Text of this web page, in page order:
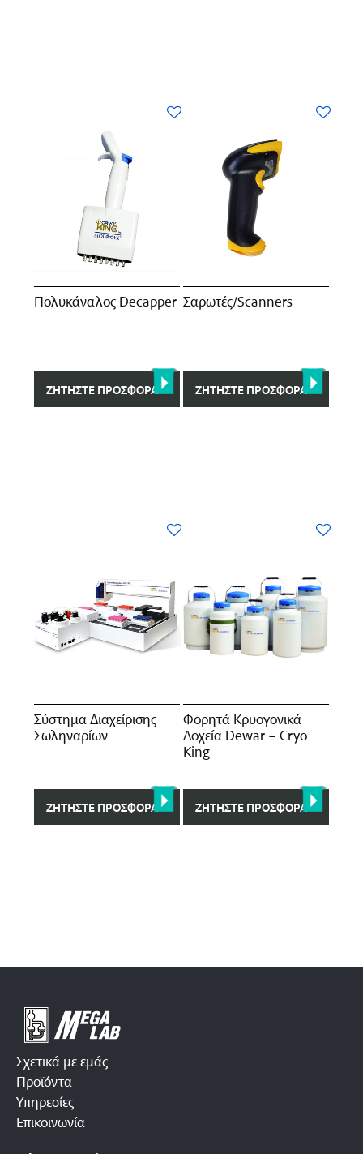
Πολυκάναλος Decapper
ΖΗΤΉΣΤΕ ΠΡΟΣΦΟΡΆ
Σαρωτές/Scanners
ΖΗΤΉΣΤΕ ΠΡΟΣΦΟΡΆ
Σύστημα Διαχείρισης
Σωληναρίων
ΖΗΤΉΣΤΕ ΠΡΟΣΦΟΡΆ
Φορητά Κρυογονικά
Δοχεία Dewar – Cryo
King
ΖΗΤΉΣΤΕ ΠΡΟΣΦΟΡΆ
Σχετικά με εμάς
Προϊόντα
Υπηρεσίες
Επικοινωνία